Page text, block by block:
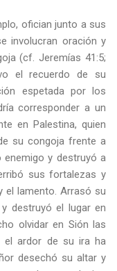
ofician junto a sus
involucran oración y
(cf. Jeremías 41:5;
el recuerdo de su
espetada por los
corresponder a un
en Palestina, quien
su congoja frente a
y destruyó a
sus fortalezas y
el lamento. Arrasó su
destruyó el lugar en
olvidar en Sión las
el ardor de su ira ha
desechó su altar y